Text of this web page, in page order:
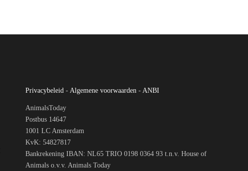
Privacybeleid - Algemene voorwaarden - ANBI
AnimalsToday
Postbus 14647
1001 LC Amsterdam
KvK: 54827817
Bankrekening IBAN: NL65 TRIO 0198 0364 93 t.n.v. House of
Animals o.v.v. Animals Today